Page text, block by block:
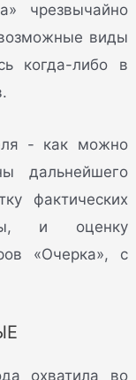
чрезвычайно
виды
когда-либо в
- как можно
дальнейшего
фактических
и оценку
«Очерка», с
охватила во